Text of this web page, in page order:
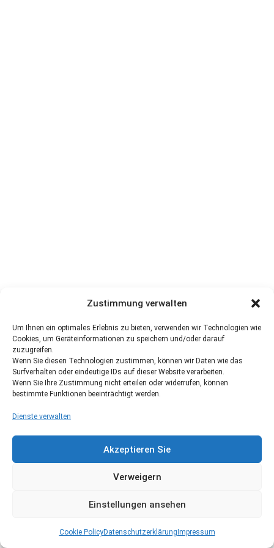
Zustimmung verwalten
Um Ihnen ein optimales Erlebnis zu bieten, verwenden wir Technologien wie
Cookies, um Geräteinformationen zu speichern und/oder darauf
zuzugreifen.
Wenn Sie diesen Technologien zustimmen, können wir Daten wie das
Surfverhalten oder eindeutige IDs auf dieser Website verarbeiten.
Wenn Sie Ihre Zustimmung nicht erteilen oder widerrufen, können
bestimmte Funktionen beeinträchtigt werden.
Dienste verwalten
Akzeptieren Sie
Verweigern
Einstellungen ansehen
Cookie PolicyDatenschutzerklärung Impressum